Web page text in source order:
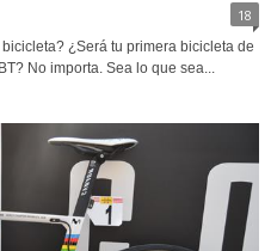
18
¿Será tu primera bicicleta de
No importa. Sea lo que sea...